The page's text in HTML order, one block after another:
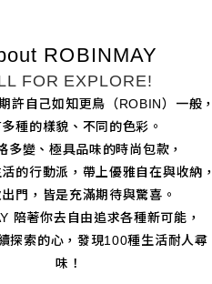
ROBINMAY
FOR EXPLORE!
許自己如知更鳥（ROBIN）一般，
種的樣貌、不同的色彩。
多變、極具品味的時尚包款，
的行動派，帶上優雅自在與收納，
門，皆是充滿期待與驚喜。
陪著你去自由追求各種新可能，
探索的心，發現100種生活耐人尋
味！